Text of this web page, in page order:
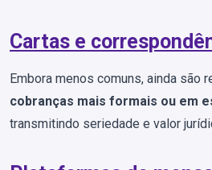
Cartas e
Embora menos comuns, ainda são
cobranças mais formais ou em
transmitindo seriedade e valor